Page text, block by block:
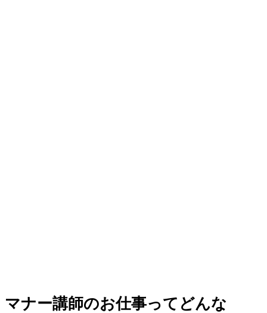
マナー講師のお仕事ってどんな